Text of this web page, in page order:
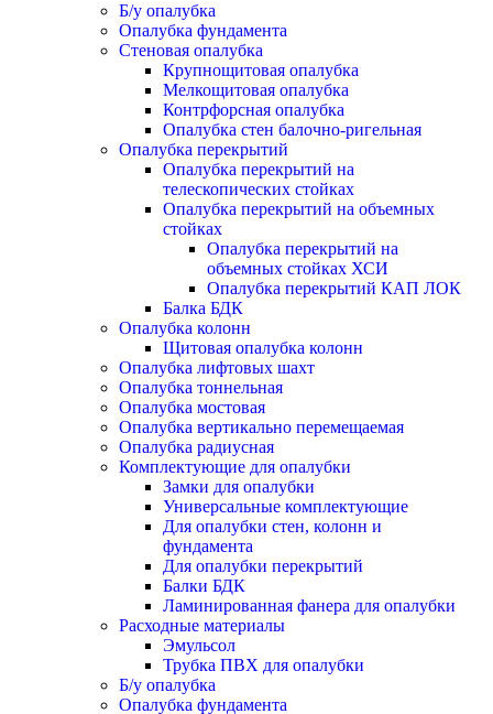
Б/у опалубка
Опалубка фундамента
Стеновая опалубка
Крупнощитовая опалубка
Мелкощитовая опалубка
Контрфорсная опалубка
Опалубка стен балочно-ригельная
Опалубка перекрытий
Опалубка перекрытий на
телескопических стойках
Опалубка перекрытий на объемных
стойках
Опалубка перекрытий на
объемных стойках ХСИ
Опалубка перекрытий КАП ЛОК
Балка БДК
Опалубка колонн
Щитовая опалубка колонн
Опалубка лифтовых шахт
Опалубка тоннельная
Опалубка мостовая
Опалубка вертикально перемещаемая
Опалубка радиусная
Комплектующие для опалубки
Замки для опалубки
Универсальные комплектующие
Для опалубки стен, колонн и
фундамента
Для опалубки перекрытий
Балки БДК
Ламинированная фанера для опалубки
Расходные материалы
Эмульсол
Трубка ПВХ для опалубки
Б/у опалубка
Опалубка фундамента